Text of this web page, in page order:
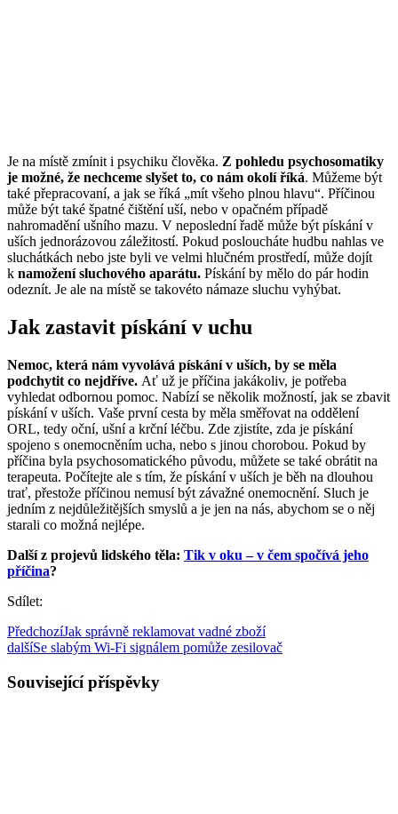
Je na místě zmínit i psychiku člověka. Z pohledu psychosomatiky
je možné, že nechceme slyšet to, co nám okolí říká. Můžeme být
také přepracovaní, a jak se říká „mít všeho plnou hlavu“. Příčinou
může být také špatné čištění uší, nebo v opačném případě
nahromadění ušního mazu. V neposlední řadě může být pískání v
uších jednorázovou záležitostí. Pokud posloucháte hudbu nahlas ve
sluchátkách nebo jste byli ve velmi hlučném prostředí, může dojít
k namožení sluchového aparátu. Pískání by mělo do pár hodin
odeznít. Je ale na místě se takovéto námaze sluchu vyhýbat.
Jak zastavit pískání v uchu
Nemoc, která nám vyvolává pískání v uších, by se měla
podchytit co nejdříve. Ať už je příčina jakákoliv, je potřeba
vyhledat odbornou pomoc. Nabízí se několik možností, jak se zbavit
pískání v uších. Vaše první cesta by měla směřovat na oddělení
ORL, tedy oční, ušní a krční léčbu. Zde zjistíte, zda je pískání
spojeno s onemocněním ucha, nebo s jinou chorobou. Pokud by
příčina byla psychosomatického původu, můžete se také obrátit na
terapeuta. Počítejte ale s tím, že pískání v uších je běh na dlouhou
trať, přestože příčinou nemusí být závažné onemocnění. Sluch je
jedním z nejdůležitějších smyslů a je jen na nás, abychom se o něj
starali co možná nejlépe.
Další z projevů lidského těla: Tik v oku – v čem spočívá jeho
příčina?
Sdílet:
PředchozíJak správně reklamovat vadné zboží
dalšíSe slabým Wi-Fi signálem pomůže zesilovač
Související příspěvky